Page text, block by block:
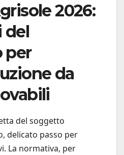
2026:
del
per
da
del soggetto
delicato passo per
La normativa, per